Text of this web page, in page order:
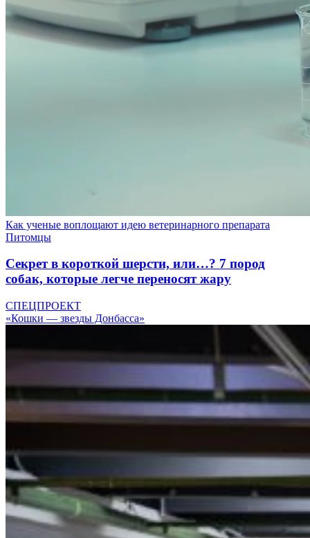
Как ученые воплощают идею ветеринарного препарата
Питомцы
Секрет в короткой шерсти, или…? 7 пород
собак, которые легче переносят жару
СПЕЦПРОЕКТ
«Кошки — звезды Донбасса»